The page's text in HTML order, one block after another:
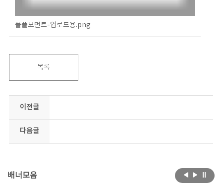
플플모먼트-업로드용.png
목록
이전글
다음글
배너모음